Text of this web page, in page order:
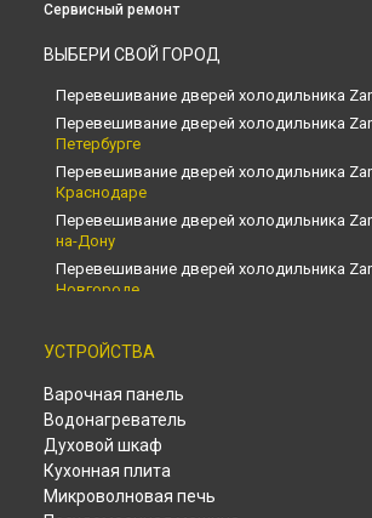
Сервисный ремонт
ВЫБЕРИ СВОЙ ГОРОД
Перевешивание дверей холодильника
Перевешивание дверей холодильника
Петербурге
Перевешивание дверей холодильника
Краснодаре
Перевешивание дверей холодильника
на-Дону
Перевешивание дверей холодильника
Новгороде
Новосибирске
Челябинске
Перевешивание дверей холодильника
Екатеринбурге
Перевешивание дверей холодильника
Перевешивание дверей холодильника
УСТРОЙСТВА
Варочная панель
Водонагреватель
Духовой шкаф
Кухонная плита
Микроволновая печь